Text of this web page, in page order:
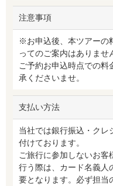
注意事項
※お申込後、本ツアーの
ってのご案内はありませ
ご予約お申込時点での料
承くださいませ。
支払い方法
当社では銀行振込・クレ
付けております。
ご旅行に参加しないお客
行う際は、カード名義人
要となります。必ず担当